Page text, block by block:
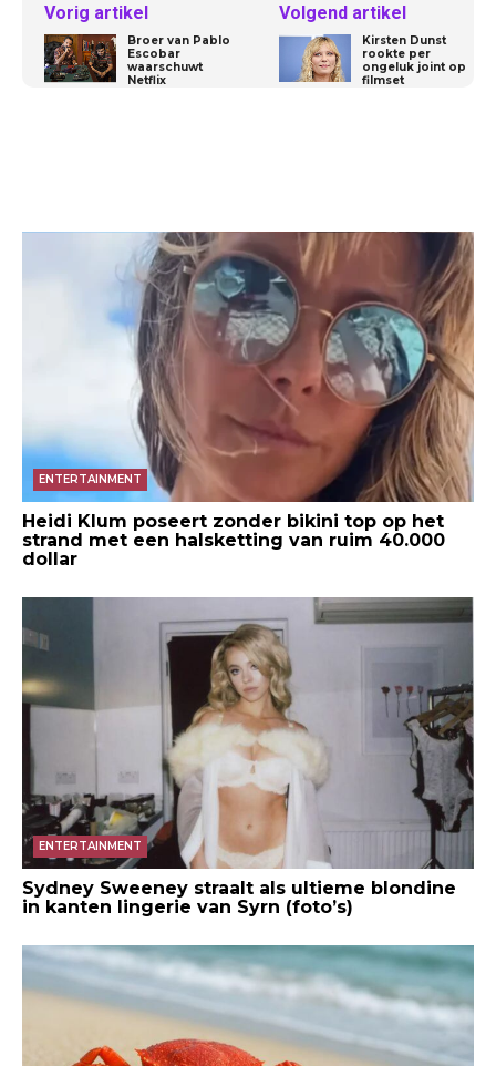
Vorig artikel
Broer van Pablo
Escobar
waarschuwt
Netflix
Volgend artikel
Kirsten Dunst
rookte per
ongeluk joint op
filmset
ENTERTAINMENT
Heidi Klum poseert zonder bikini top op het
strand met een halsketting van ruim 40.000
dollar
ENTERTAINMENT
Sydney Sweeney straalt als ultieme blondine
in kanten lingerie van Syrn (foto’s)